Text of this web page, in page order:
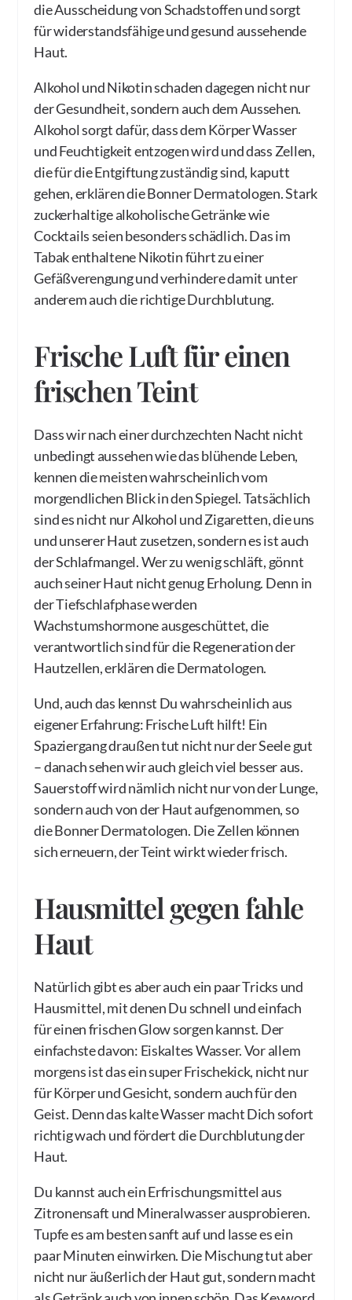
die Ausscheidung von Schadstoffen und sorgt
für widerstandsfähige und gesund aussehende
Haut.
Alkohol und Nikotin schaden dagegen nicht nur
der Gesundheit, sondern auch dem Aussehen.
Alkohol sorgt dafür, dass dem Körper Wasser
und Feuchtigkeit entzogen wird und dass Zellen,
die für die Entgiftung zuständig sind, kaputt
gehen, erklären die Bonner Dermatologen. Stark
zuckerhaltige alkoholische Getränke wie
Cocktails seien besonders schädlich. Das im
Tabak enthaltene Nikotin führt zu einer
Gefäßverengung und verhindere damit unter
anderem auch die richtige Durchblutung.
Frische Luft für einen
frischen Teint
Dass wir nach einer durchzechten Nacht nicht
unbedingt aussehen wie das blühende Leben,
kennen die meisten wahrscheinlich vom
morgendlichen Blick in den Spiegel. Tatsächlich
sind es nicht nur Alkohol und Zigaretten, die uns
und unserer Haut zusetzen, sondern es ist auch
der Schlafmangel. Wer zu wenig schläft, gönnt
auch seiner Haut nicht genug Erholung. Denn in
der Tiefschlafphase werden
Wachstumshormone ausgeschüttet, die
verantwortlich sind für die Regeneration der
Hautzellen, erklären die Dermatologen.
Und, auch das kennst Du wahrscheinlich aus
eigener Erfahrung: Frische Luft hilft! Ein
Spaziergang draußen tut nicht nur der Seele gut
– danach sehen wir auch gleich viel besser aus.
Sauerstoff wird nämlich nicht nur von der Lunge,
sondern auch von der Haut aufgenommen, so
die Bonner Dermatologen. Die Zellen können
sich erneuern, der Teint wirkt wieder frisch.
Hausmittel gegen fahle
Haut
Natürlich gibt es aber auch ein paar Tricks und
Hausmittel, mit denen Du schnell und einfach
für einen frischen Glow sorgen kannst. Der
einfachste davon: Eiskaltes Wasser. Vor allem
morgens ist das ein super Frischekick, nicht nur
für Körper und Gesicht, sondern auch für den
Geist. Denn das kalte Wasser macht Dich sofort
richtig wach und fördert die Durchblutung der
Haut.
Du kannst auch ein Erfrischungsmittel aus
Zitronensaft und Mineralwasser ausprobieren.
Tupfe es am besten sanft auf und lasse es ein
paar Minuten einwirken. Die Mischung tut aber
nicht nur äußerlich der Haut gut, sondern macht